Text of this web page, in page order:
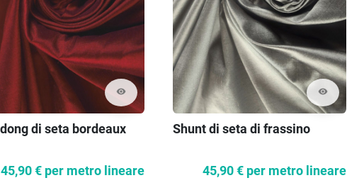
visibility
di seta bordeaux
45,90 € per metro lineare
visibility
Shunt di seta di frassino
45,90 € per metro lineare